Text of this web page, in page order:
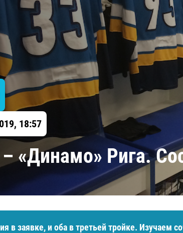
Локомотив
Северсталь
ЦСКА
Шанхайские Драконы
Барыс
Салават Юлаев
Сибирь
18:57
«Динамо» Рига.
в заявке, и оба в третьей тройке. Изучаем